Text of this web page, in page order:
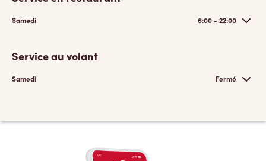
Samedi 6:00 - 22:00
Service au volant
Samedi Fermé